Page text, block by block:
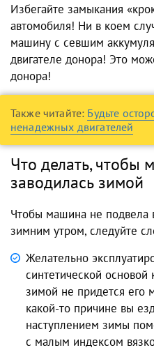
Избегайте замыкания
автомобиля! Ни в коем
машину с севшим
двигателе донора! Это
донора!
Также читайте: Будьте
ненадежных двигателей
Что делать, чтобы
заводилась зимой
Чтобы машина не подвела
зимним утром, следуйте
Желательно
синтетической основой
зимой не придется его
какой-то причине вы
наступлением зимы
с малым индексом